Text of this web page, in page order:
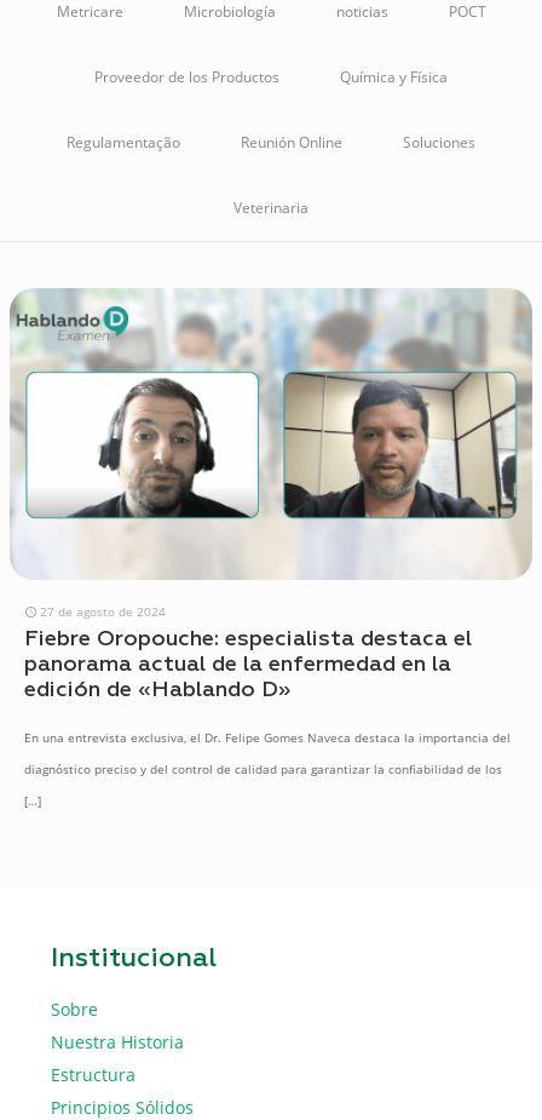
Metricare Microbiología noticias POCT
Proveedor de los Productos Química y Física
Regulamentação Reunión Online Soluciones
Veterinaria
27 de agosto de 2024
Fiebre Oropouche: especialista destaca el
panorama actual de la enfermedad en la
edición de «Hablando D»
En una entrevista exclusiva, el Dr. Felipe Gomes Naveca destaca la importancia del
diagnóstico preciso y del control de calidad para garantizar la confiabilidad de los
[…]
Institucional
Sobre
Nuestra Historia
Estructura
Principios Sólidos